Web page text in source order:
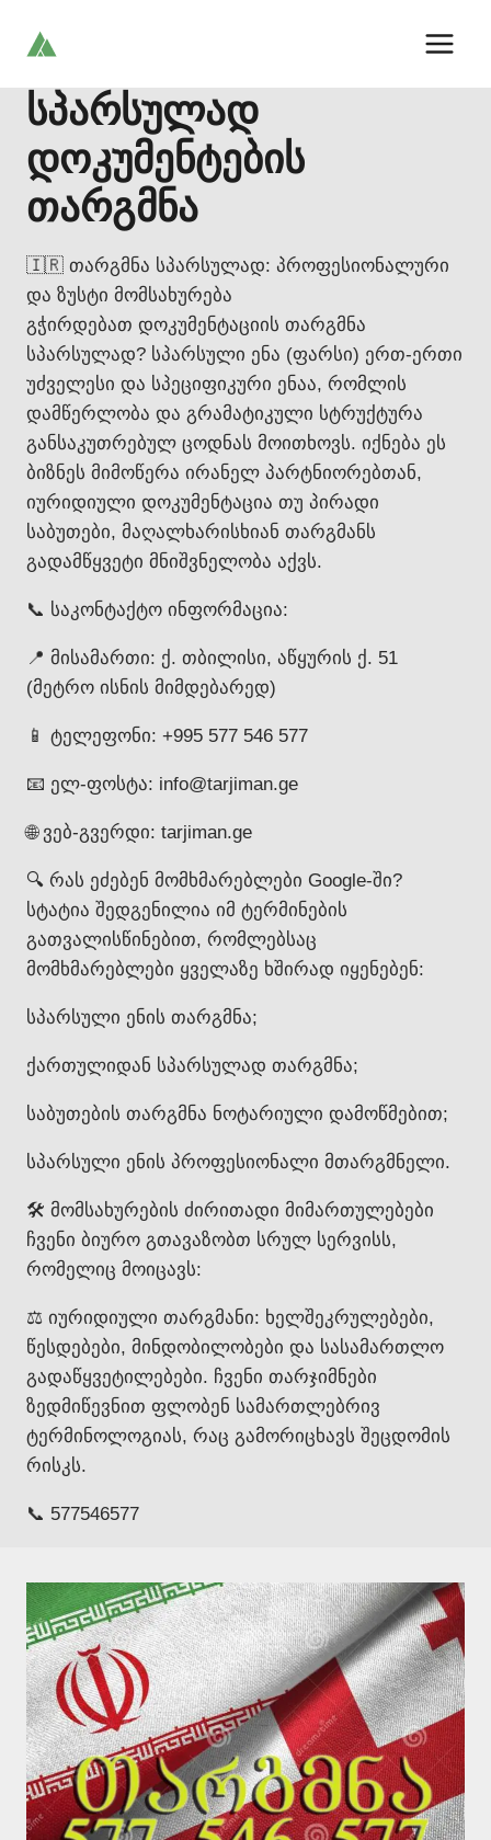
სპარსულად
დოკუმენტების
თარგმნა
🇮🇷 თარგმნა სპარსულად: პროფესიონალური
და ზუსტი მომსახურება
გჭირდებათ დოკუმენტაციის თარგმნა
სპარსულად? სპარსული ენა (ფარსი) ერთ-ერთი
უძველესი და სპეციფიკური ენაა, რომლის
დამწერლობა და გრამატიკული სტრუქტურა
განსაკუთრებულ ცოდნას მოითხოვს. იქნება ეს
ბიზნეს მიმოწერა ირანელ პარტნიორებთან,
იურიდიული დოკუმენტაცია თუ პირადი
საბუთები, მაღალხარისხიან თარგმანს
გადამწყვეტი მნიშვნელობა აქვს.
📞 საკონტაქტო ინფორმაცია:
📍 მისამართი: ქ. თბილისი, აწყურის ქ. 51
(მეტრო ისნის მიმდებარედ)
📱 ტელეფონი: +995 577 546 577
📧 ელ-ფოსტა: info@tarjiman.ge
🌐 ვებ-გვერდი: tarjiman.ge
🔍 რას ეძებენ მომხმარებლები Google-ში?
სტატია შედგენილია იმ ტერმინების
გათვალისწინებით, რომლებსაც
მომხმარებლები ყველაზე ხშირად იყენებენ:
სპარსული ენის თარგმნა;
ქართულიდან სპარსულად თარგმნა;
საბუთების თარგმნა ნოტარიული დამოწმებით;
სპარსული ენის პროფესიონალი მთარგმნელი.
🛠️ მომსახურების ძირითადი მიმართულებები
ჩვენი ბიურო გთავაზობთ სრულ სერვისს,
რომელიც მოიცავს:
⚖️ იურიდიული თარგმანი: ხელშეკრულებები,
წესდებები, მინდობილობები და სასამართლო
გადაწყვეტილებები. ჩვენი თარჯიმნები
ზედმიწევნით ფლობენ სამართლებრივ
ტერმინოლოგიას, რაც გამორიცხავს შეცდომის
რისკს.
📞 577546577